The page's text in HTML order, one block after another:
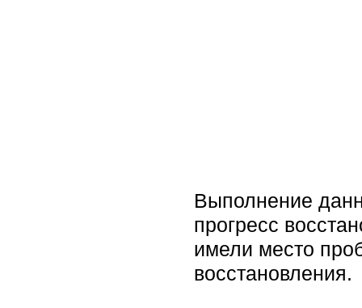
Выполнение
прогресс
имели место
восстановления.